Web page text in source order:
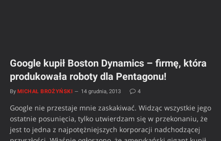
Google kupił Boston Dynamics – firmę, która
produkowała roboty dla Pentagonu!
By MICHAŁ BROŻYŃSKI 14 grudnia, 2013 4
Google nie przestaje mnie zaskakiwać. Widząc wszystkie jego
ostatnie posunięcia, tylko utwierdzam się w przekonaniu, że
jest to jedna z najpotężniejszych korporacji nadchodzącej